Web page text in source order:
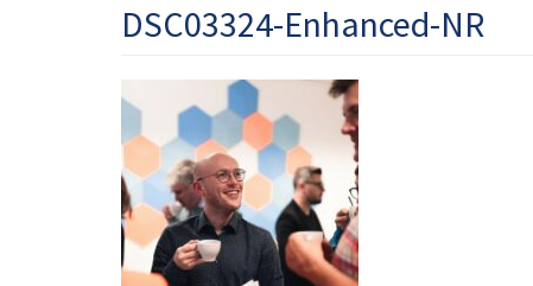
DSC03324-Enhanced-NR